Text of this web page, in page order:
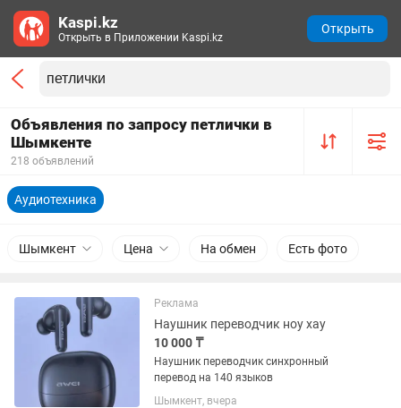
Объявления по запросу петлички в
Шымкенте
218 объявлений
Аудиотехника
Шымкент Цена На обмен Есть фото
Реклама
Наушник переводчик ноу хау
10 000 ₸
Наушник переводчик синхронный
перевод на 140 языков
Шымкент, вчера
Kaspi.kz
Открыть в Приложении Kaspi.kz
Открыть